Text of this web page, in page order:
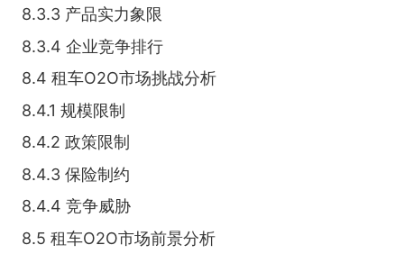
8.3.3 产品实力象限
8.3.4 企业竞争排行
8.4 租车O2O市场挑战分析
8.4.1 规模限制
8.4.2 政策限制
8.4.3 保险制约
8.4.4 竞争威胁
8.5 租车O2O市场前景分析